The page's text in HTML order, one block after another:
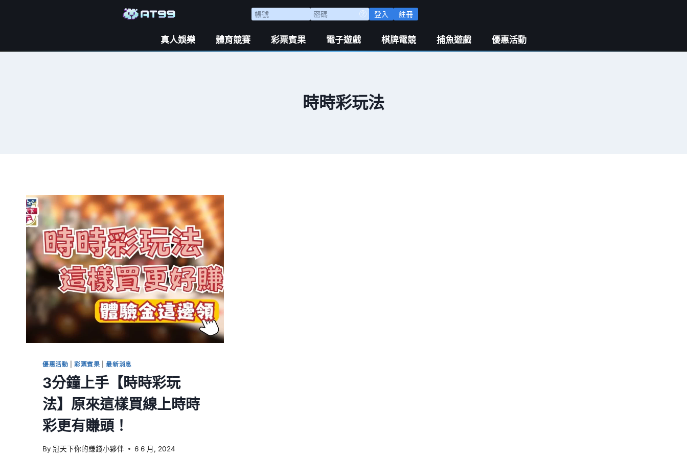
登入 註冊
真人娛樂 體育競賽 彩票賓果 電子遊戲 棋牌電競 捕魚遊戲 優惠活動
時時彩玩法
優惠活動 |彩票賓果 |最新消息
3分鐘上手【時時彩玩
法】原來這樣買線上時時
彩更有賺頭！
By 冠天下你的賺錢小夥伴 6 6 月, 2024